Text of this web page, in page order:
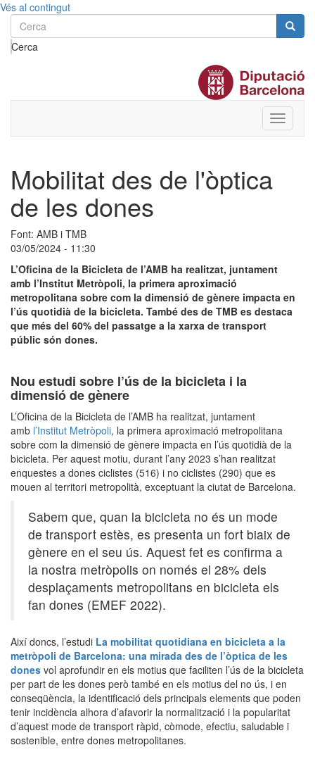
Vés al contingut
Cerca
Toggle
menu
Mobilitat des de l'òptica
de les dones
Font: AMB i TMB
03/05/2024 - 11:30
L’Oficina de la Bicicleta de l’AMB ha realitzat, juntament
amb l’Institut Metròpoli, la primera aproximació
metropolitana sobre com la dimensió de gènere impacta en
l’ús quotidià de la bicicleta. També des de TMB es destaca
que més del 60% del passatge a la xarxa de transport
públic són dones.
Nou estudi sobre l’ús de la bicicleta i la
dimensió de gènere
L’Oficina de la Bicicleta de l’AMB ha realitzat, juntament
amb l’Institut Metròpoli, la primera aproximació metropolitana
sobre com la dimensió de gènere impacta en l’ús quotidià de la
bicicleta. Per aquest motiu, durant l’any 2023 s’han realitzat
enquestes a dones ciclistes (516) i no ciclistes (290) que es
mouen al territori metropolità, exceptuant la ciutat de Barcelona.
Sabem que, quan la bicicleta no és un mode
de transport estès, es presenta un fort biaix de
gènere en el seu ús. Aquest fet es confirma a
la nostra metròpolis on només el 28% dels
desplaçaments metropolitans en bicicleta els
fan dones (EMEF 2022).
Així doncs, l’estudi La mobilitat quotidiana en bicicleta a la
metròpoli de Barcelona: una mirada des de l’òptica de les
dones vol aprofundir en els motius que faciliten l’ús de la bicicleta
per part de les dones però també en els motius del no ús, i en
conseqüència, la identificació dels principals elements que poden
tenir incidència alhora d’afavorir la normalització i la popularitat
d’aquest mode de transport ràpid, còmode, efectiu, saludable i
sostenible, entre dones metropolitanes.